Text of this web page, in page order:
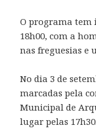
O programa tem
18h00, com a
nas freguesias e
No dia 3 de
marcadas pela
Municipal de
lugar pelas 17h30.